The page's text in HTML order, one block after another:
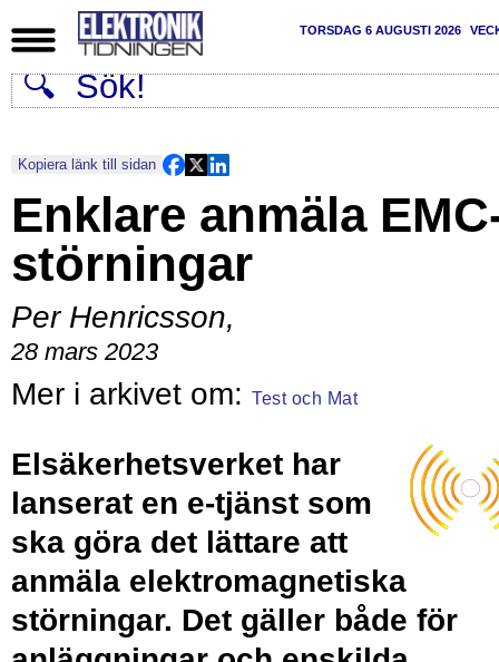
TORSDAG 6 AUGUSTI 2026
Kopiera länk till sidan
Enklare anmäla
störningar
Per Henricsson,
28 mars 2023
Test och Mat
Elsäkerhetsverket har
lanserat en e-tjänst som
ska göra det lättare att
anmäla elektromagnetiska
störningar. Det gäller både för